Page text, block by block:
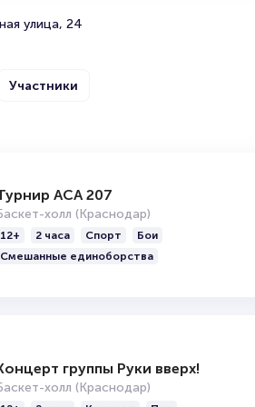
Продать билет
улица, 24
Участники
БК Зенит
Профессиональный
Петербурге. Несмотря на
АСА 207
холл (Краснодар)
12+ 2 часа Спорт
Бои
Смешанные единоборства
группы Руки вверх!
холл (Краснодар)